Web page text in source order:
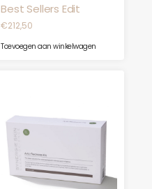
Best Sellers Edit
€212,50
Toevoegen aan winkelwagen